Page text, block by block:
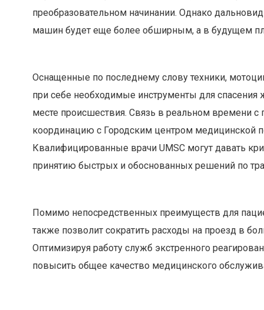
преобразовательном начинании. Однако
машин будет еще более обширным, а в будущем
Оснащенные по последнему слову техники,
при себе необходимые инструменты для спасения
месте происшествия. Связь в реальном времени
координацию с Городским центром медицинской
Квалифицированные врачи UMSC могут давать
принятию быстрых и обоснованных решений по
Помимо непосредственных преимуществ для
также позволит сократить расходы на проезд в
Оптимизируя работу служб экстренного
повысить общее качество медицинского